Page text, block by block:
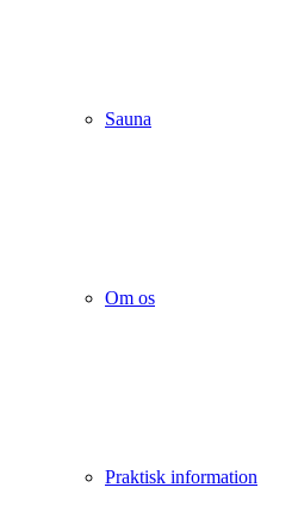
Sauna
Om os
Praktisk information